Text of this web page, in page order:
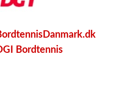
Bordtennis